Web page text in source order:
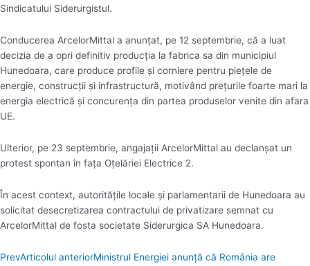
Sindicatului Siderurgistul.
Conducerea ArcelorMittal a anunţat, pe 12 septembrie, că a luat
decizia de a opri definitiv producţia la fabrica sa din municipiul
Hunedoara, care produce profile şi corniere pentru pieţele de
energie, construcţii şi infrastructură, motivând preţurile foarte mari la
energia electrică şi concurenţa din partea produselor venite din afara
UE.
Ulterior, pe 23 septembrie, angajaţii ArcelorMittal au declanşat un
protest spontan în faţa Oţelăriei Electrice 2.
În acest context, autorităţile locale şi parlamentarii de Hunedoara au
solicitat desecretizarea contractului de privatizare semnat cu
ArcelorMittal de fosta societate Siderurgica SA Hunedoara.
PrevArticolul anteriorMinistrul Energiei anunță că România are